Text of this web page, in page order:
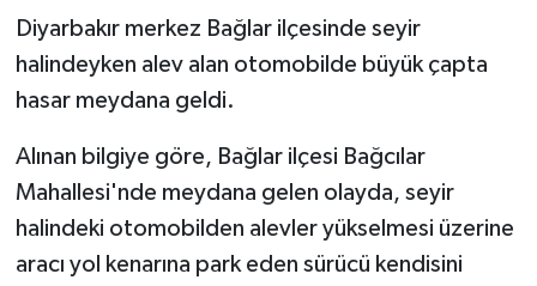
Diyarbakır merkez Bağlar ilçesinde seyir
halindeyken alev alan otomobilde büyük çapta
hasar meydana geldi.
Alınan bilgiye göre, Bağlar ilçesi Bağcılar
Mahallesi'nde meydana gelen olayda, seyir
halindeki otomobilden alevler yükselmesi üzerine
aracı yol kenarına park eden sürücü kendisini